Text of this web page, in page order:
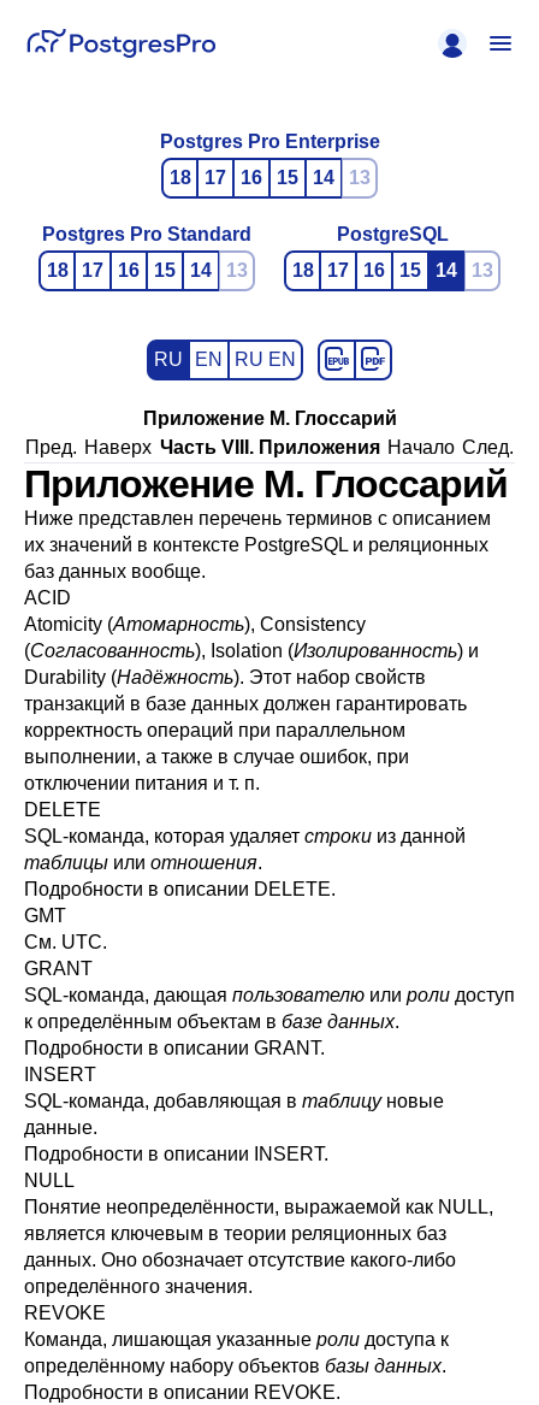
Postgres Pro Enterprise
18
17 16 15 14 13
Postgres Pro Standard
18
17 16 15 14 13
PostgreSQL
18
17 16 15 14 13
RU EN RU EN
Приложение M. Глоссарий
Пред. Наверх Часть VIII. Приложения Начало След.
Приложение M. Глоссарий
Ниже представлен перечень терминов с описанием
их значений в контексте PostgreSQL и реляционных
баз данных вообще.
ACID
Atomicity (Атомарность), Consistency
(Согласованность), Isolation (Изолированность) и
Durability (Надёжность). Этот набор свойств
транзакций в базе данных должен гарантировать
корректность операций при параллельном
выполнении, а также в случае ошибок, при
отключении питания и т. п.
DELETE
SQL-команда, которая удаляет строки из данной
таблицы или отношения.
Подробности в описании DELETE.
GMT
См. UTC.
GRANT
SQL-команда, дающая пользователю или роли доступ
к определённым объектам в базе данных.
Подробности в описании GRANT.
INSERT
SQL-команда, добавляющая в таблицуновые
данные.
Подробности в описании
INSERT.
NULL
Понятие неопределённости, выражаемой как NULL,
является ключевым в теории реляционных баз
данных. Оно обозначает отсутствие какого-либо
определённого значения.
REVOKE
Команда, лишающая указанные роли доступа к
определённому набору объектов базы данных.
Подробности в описании REVOKE.